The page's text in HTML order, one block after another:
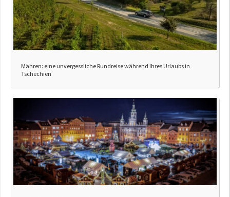
Mähren: eine unvergessliche Rundreise während Ihres Urlaubs in
Tschechien